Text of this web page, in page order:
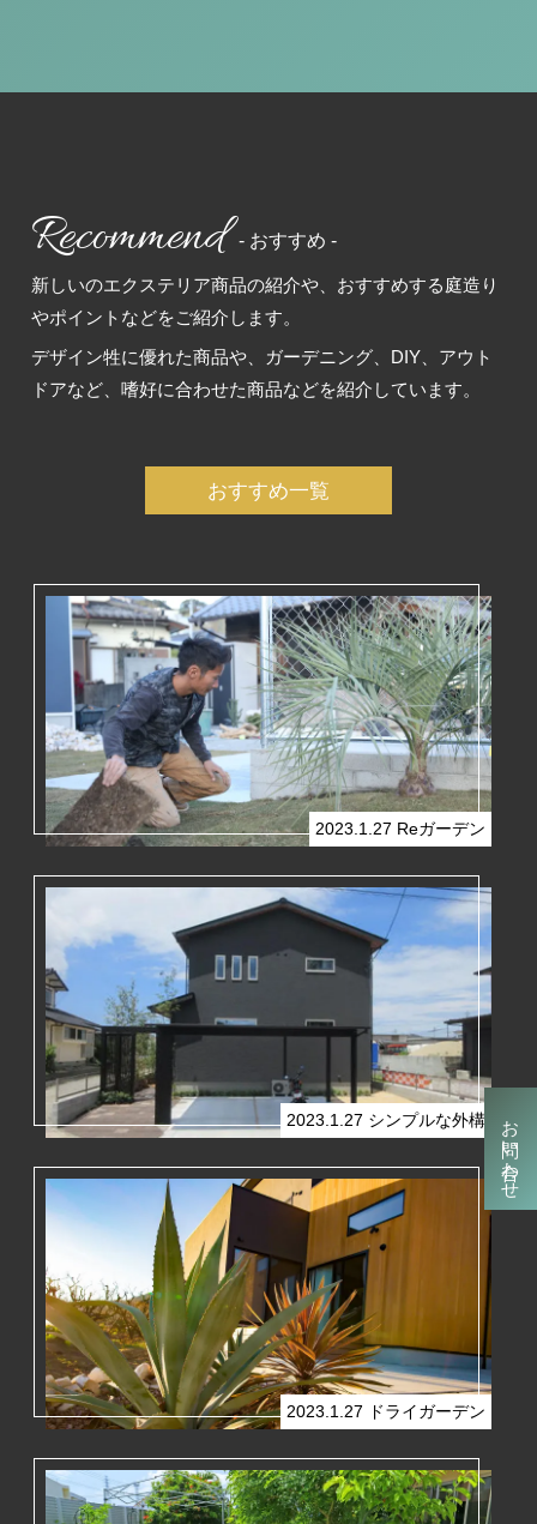
お問い合わせ
Recommend - おすすめ -
新しいのエクステリア商品の紹介や、おすすめする庭造り
やポイントなどをご紹介します。
デザイン牲に優れた商品や、ガーデニング、DIY、アウト
ドアなど、嗜好に合わせた商品などを紹介しています。
おすすめ一覧
2023.1.27 Reガーデン
2023.1.27 シンプルな外構
2023.1.27 ドライガーデン